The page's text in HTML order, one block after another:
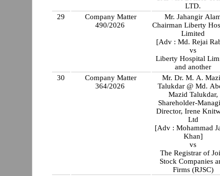
LTD.
29
Company Matter
490/2026
Mr. Jahangir
Chairman Liberty
Limited
[Adv : Md. Rejai
vs
Liberty Hospital
and another
30
Company Matter
364/2026
Mr. Dr. M. A.
Talukdar @ Md.
Mazid Talukdar,
Shareholder-
Director, Irene
Ltd
[Adv : Mohammad
Khan]
vs
The Registrar of
Stock Companies
Firms (RJSC)